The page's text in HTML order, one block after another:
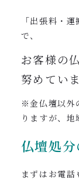
「出張料・
で、
お客様の
努めてい
※金仏壇以外
りますが、
仏壇処
まずはお電